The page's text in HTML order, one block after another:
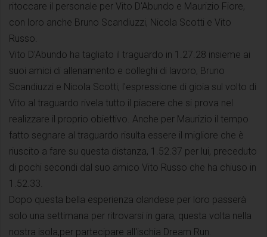
ritoccare il personale per Vito D'Abundo e Maurizio Fiore,
con loro anche Bruno Scandiuzzi, Nicola Scotti e Vito
Russo.
Vito D'Abundo ha tagliato il traguardo in 1.27.28 insieme ai
suoi amici di allenamento e colleghi di lavoro, Bruno
Scandiuzzi e Nicola Scotti; l'espressione di gioia sul volto di
Vito al traguardo rivela tutto il piacere che si prova nel
realizzare il proprio obiettivo. Anche per Maurizio il tempo
fatto segnare al traguardo risulta essere il migliore che è
riuscito a fare su questa distanza, 1.52.37 per lui, preceduto
di pochi secondi dal suo amico Vito Russo che ha chiuso in
1.52.33.
Dopo questa bella esperienza olandese per loro passerà
solo una settimana per ritrovarsi in gara, questa volta nella
nostra isola,per partecipare all'ischia Dream Run.